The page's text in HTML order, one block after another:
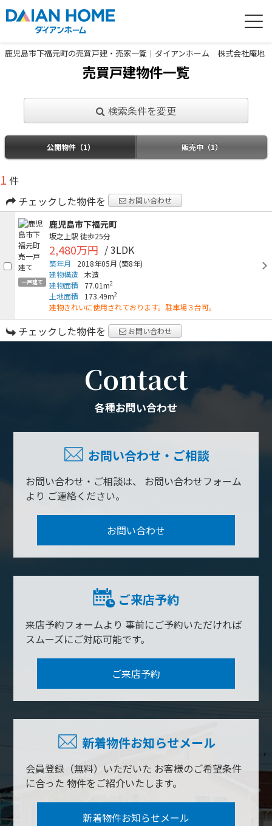
鹿児島市下福元町の売買戸建・売家一覧｜ダイアンホーム 株式会社庵地
売買戸建物件一覧
検索条件を変更
公開物件（1） 販売中（1）
1 件
チェックした物件を
お問い合わせ
一戸建て
鹿児島市下福元町
坂之上駅 徒歩25分
2,480万円 / 3LDK
築年月 2018年05月 (築8年)
建物構造 木造
建物面積
77.01m2
土地面積 173.49m2
建物きれいに使用されております。駐車場３台可。
チェックした物件を お問い合わせ
Contact
各種お問い合わせ
お問い合わせ・ご相談
お問い合わせ・ご相談は、
お問い合わせフォーム
より ご連絡ください。
お問い合わせ
ご来店予約
来店予約フォームより 事前にご予約いただければ
スムーズにご対応可能です。
ご来店予約
新着物件お知らせメール
会員登録（無料）いただいた お客様のご希望条件
に合った 物件をご紹介いたします。
新着物件お知らせメール